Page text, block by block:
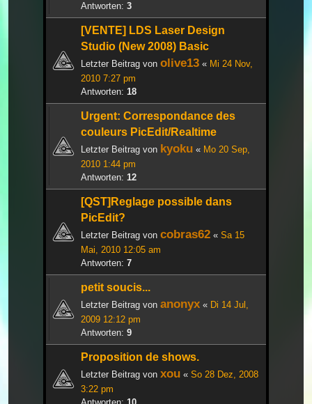
Antworten: 3
[VENTE] LDS Laser Design
Studio (New 2008) Basic
Letzter Beitrag von olive13 « Mi 24 Nov,
2010 7:27 pm
Antworten: 18
Urgent: Correspondance des
couleurs PicEdit/Realtime
Letzter Beitrag von kyoku « Mo 20 Sep,
2010 1:44 pm
Antworten: 12
[QST]Reglage possible dans
PicEdit?
Letzter Beitrag von cobras62 « Sa 15
Mai, 2010 12:05 am
Antworten: 7
petit soucis...
Letzter Beitrag von anonyx « Di 14 Jul,
2009 12:12 pm
Antworten: 9
Proposition de shows.
Letzter Beitrag von xou « So 28 Dez, 2008
3:22 pm